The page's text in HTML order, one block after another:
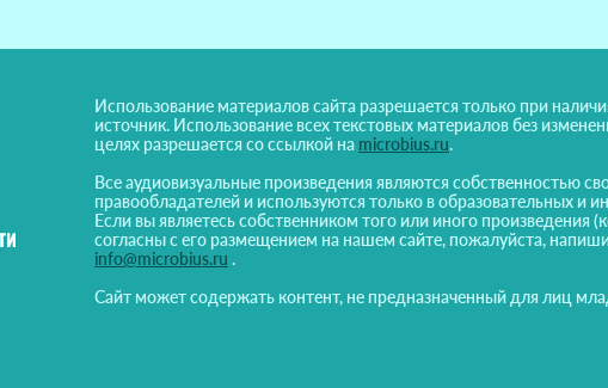
Использование материалов сайта разрешается только при
источник. Использование всех текстовых материалов без
целях разрешается со ссылкой на microbius.ru.
Все аудиовизуальные произведения являются собственностью
правообладателей и используются только в образовательных и
Если вы являетесь собственником того или иного произведения
согласны с его размещением на нашем сайте, пожалуйста,
info@microbius.ru .
Сайт может содержать контент, не предназначенный для лиц